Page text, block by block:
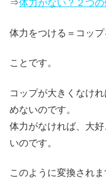
⇒体力がない？２つ
体力をつける＝コッ
ことです。
コップが大きくなけ
めないのです。
体力がなければ、大
いのです。
このように変換されま